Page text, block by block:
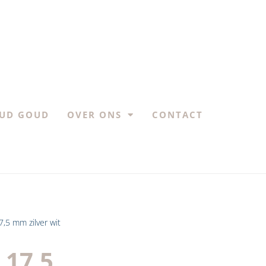
GOUD OVER ONS CONTACT
mm zilver wit